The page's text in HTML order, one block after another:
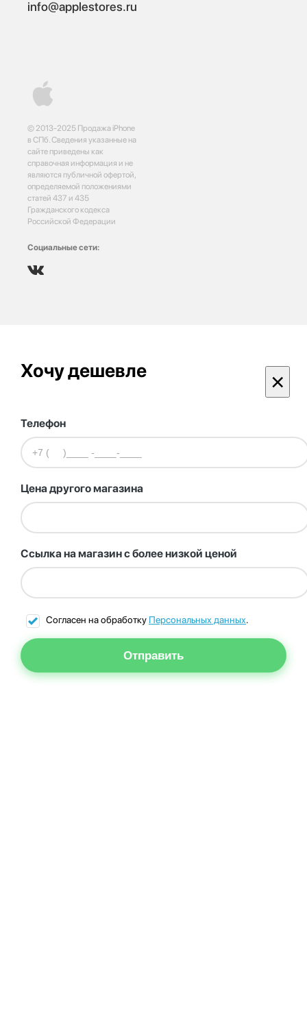
© 2013-2025 Продажа iPhone
в СПб. Сведения указанные на
сайте приведены как
справочная информация и не
являются публичной офертой,
определяемой положениями
статей 437 и 435
Гражданского кодекса
Российской Федерации
Социальные сети:
info@applestores.ru
Хочу дешевле ×
Телефон
Цена другого магазина
Ссылка на магазин с более низкой ценой
Согласен на обработку Персональных данных.
Отправить